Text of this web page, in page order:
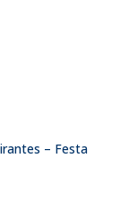
– Festa